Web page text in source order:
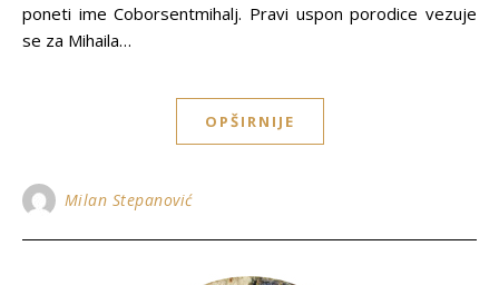
poneti ime Coborsentmihalj. Pravi uspon porodice vezuje
se za Mihaila…
OPŠIRNIJE
Milan Stepanović